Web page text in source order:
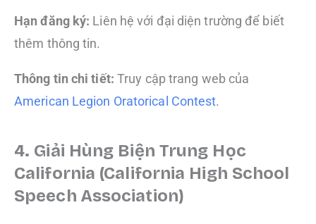
Hạn đăng ký: Liên hệ với đại diện trường để biết
thêm thông tin.
Thông tin chi tiết: Truy cập trang web của
American Legion Oratorical Contest.
4. Giải Hùng Biện Trung Học
California (California High School
Speech Association)​